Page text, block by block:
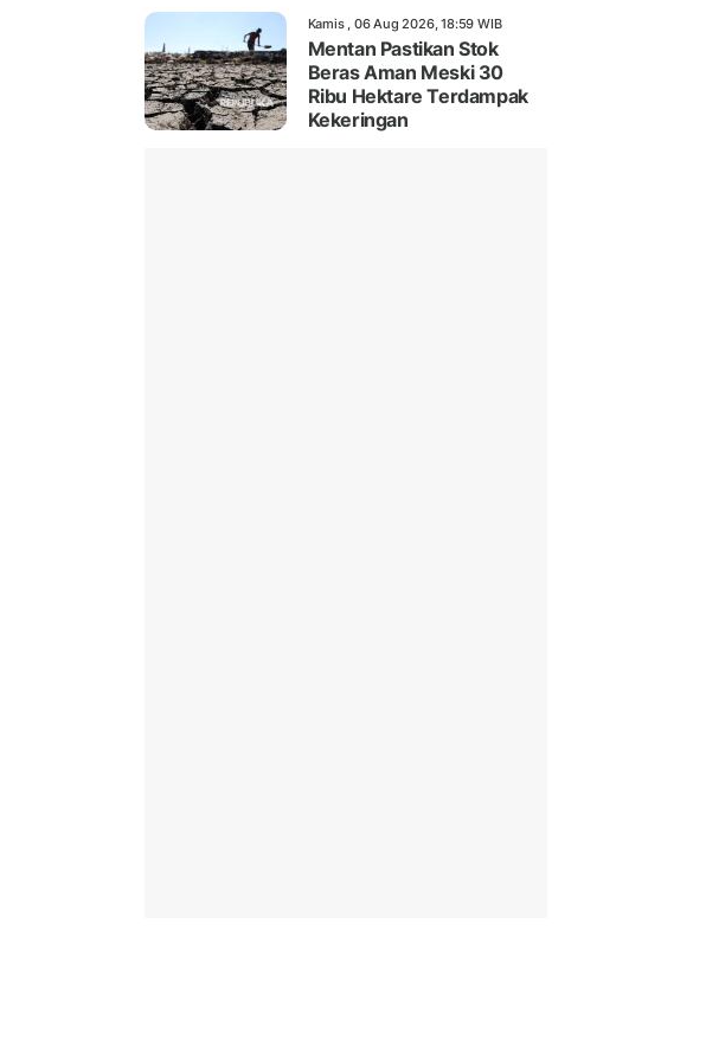
Kamis , 06 Aug 2026, 18:59 WIB
Mentan Pastikan Stok
Beras Aman Meski 30
Ribu Hektare Terdampak
Kekeringan